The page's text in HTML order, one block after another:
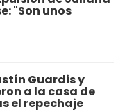
"Son unos
Guardis y
a la casa de
el repechaje